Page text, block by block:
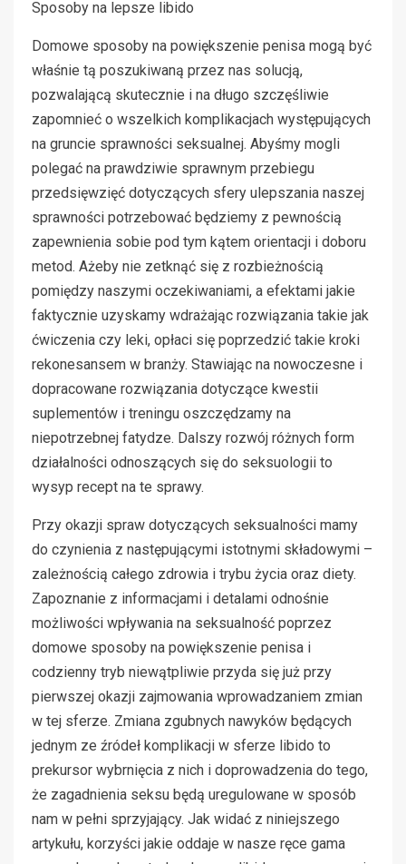
Sposoby na lepsze libido
Domowe sposoby na powiększenie penisa mogą być
właśnie tą poszukiwaną przez nas solucją,
pozwalającą skutecznie i na długo szczęśliwie
zapomnieć o wszelkich komplikacjach występujących
na gruncie sprawności seksualnej. Abyśmy mogli
polegać na prawdziwie sprawnym przebiegu
przedsięwzięć dotyczących sfery ulepszania naszej
sprawności potrzebować będziemy z pewnością
zapewnienia sobie pod tym kątem orientacji i doboru
metod. Ażeby nie zetknąć się z rozbieżnością
pomiędzy naszymi oczekiwaniami, a efektami jakie
faktycznie uzyskamy wdrażając rozwiązania takie jak
ćwiczenia czy leki, opłaci się poprzedzić takie kroki
rekonesansem w branży. Stawiając na nowoczesne i
dopracowane rozwiązania dotyczące kwestii
suplementów i treningu oszczędzamy na
niepotrzebnej fatydze. Dalszy rozwój różnych form
działalności odnoszących się do seksuologii to
wysyp recept na te sprawy.
Przy okazji spraw dotyczących seksualności mamy
do czynienia z następującymi istotnymi składowymi –
zależnością całego zdrowia i trybu życia oraz diety.
Zapoznanie z informacjami i detalami odnośnie
możliwości wpływania na seksualność poprzez
domowe sposoby na powiększenie penisa i
codzienny tryb niewątpliwie przyda się już przy
pierwszej okazji zajmowania wprowadzaniem zmian
w tej sferze. Zmiana zgubnych nawyków będących
jednym ze źródeł komplikacji w sferze libido to
prekursor wybrnięcia z nich i doprowadzenia do tego,
że zagadnienia seksu będą uregulowane w sposób
nam w pełni sprzyjający. Jak widać z niniejszego
artykułu, korzyści jakie oddaje w nasze ręce gama